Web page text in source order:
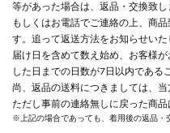
等があった場合は、返品・交換致
もしくはお電話でご連絡の上、商
す。追って返送方法をお知らせい
届け日を含めて数え始め、お客様
した日までの日数が7日以内である
尚、返品の送料につきましては、当
ただし事前の連絡無しに戻った商品
※上記の場合であっても、着用後の返品・